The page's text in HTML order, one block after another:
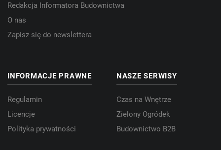
Redakcja Informatora Budownictwa
O nas
Zapisz się do newslettera
INFORMACJE PRAWNE
Regulamin
Licencje
Polityka prywatności
NASZE SERWISY
Czas na Wnętrze
Zielony Ogródek
Budownictwo B2B